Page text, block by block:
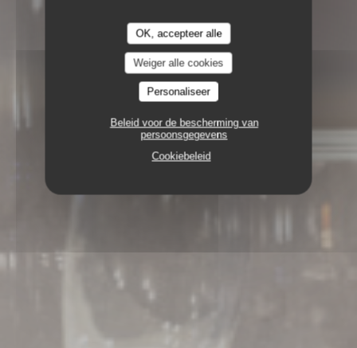
OK, accepteer alle
Weiger alle cookies
Personaliseer
Beleid voor de bescherming van
persoonsgegevens
Cookiebeleid